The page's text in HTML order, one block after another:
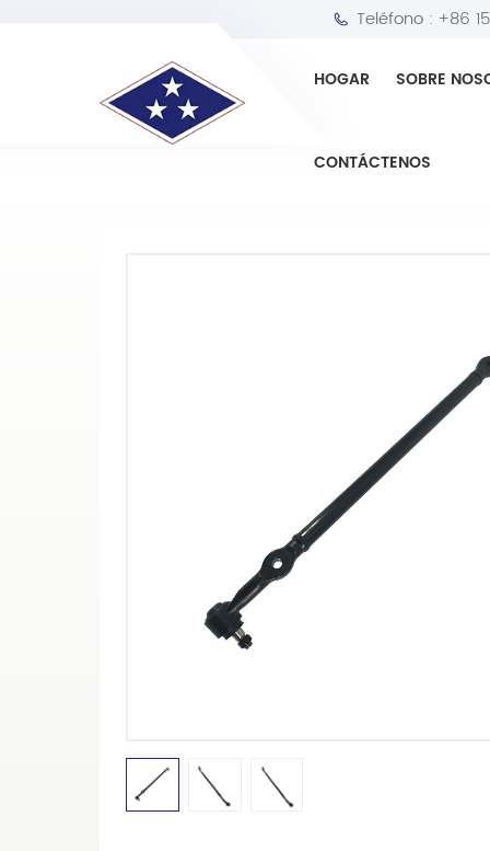
Teléfono : +86
HOGAR SOBRE
CONTÁCTENOS
HOGAR Barra transversal